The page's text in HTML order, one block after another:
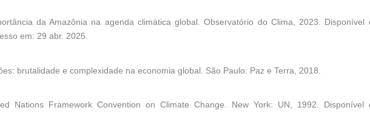
da Amazônia na agenda climática global.Observatório do Clima , 2023. Disponível
em: 29 abr. 2025.
brutalidade e complexidade na economia global . São Paulo: Paz e Terra, 2018.
Nations Framework Convention on Climate Change. New York: UN, 1992. Disponível